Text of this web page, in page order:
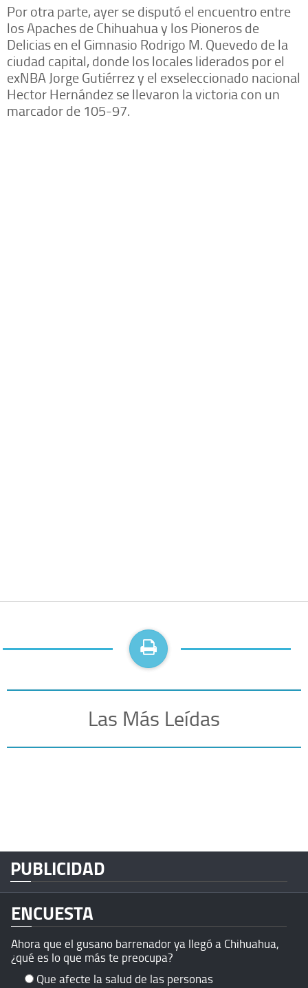
Por otra parte, ayer se disputó el encuentro entre
los Apaches de Chihuahua y los Pioneros de
Delicias en el Gimnasio Rodrigo M. Quevedo de la
ciudad capital, donde los locales liderados por el
exNBA Jorge Gutiérrez y el exseleccionado nacional
Hector Hernández se llevaron la victoria con un
marcador de 105-97.
Las Más Leídas
PUBLICIDAD
ENCUESTA
Ahora que el gusano barrenador ya llegó a Chihuahua,
¿qué es lo que más te preocupa?
Que afecte la salud de las personas